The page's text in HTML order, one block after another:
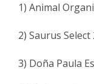
1) Animal
2) Saurus
3) Doña Paula